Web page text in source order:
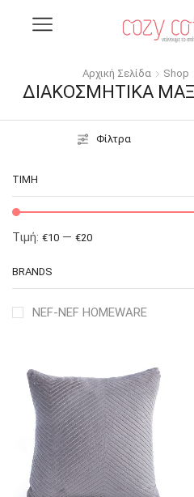
Αρχική Σελίδα Shop
ΔΙΑΚΟΣΜΗΤΙΚΆ
Φίλτρα
ΤΙΜΉ
Τιμή: €10 — €20
BRANDS
NEF-NEF HOMEWARE